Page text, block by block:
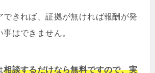
できれば、証拠が無ければ報酬が発
はできません。
相談するだけなら無料ですので、実